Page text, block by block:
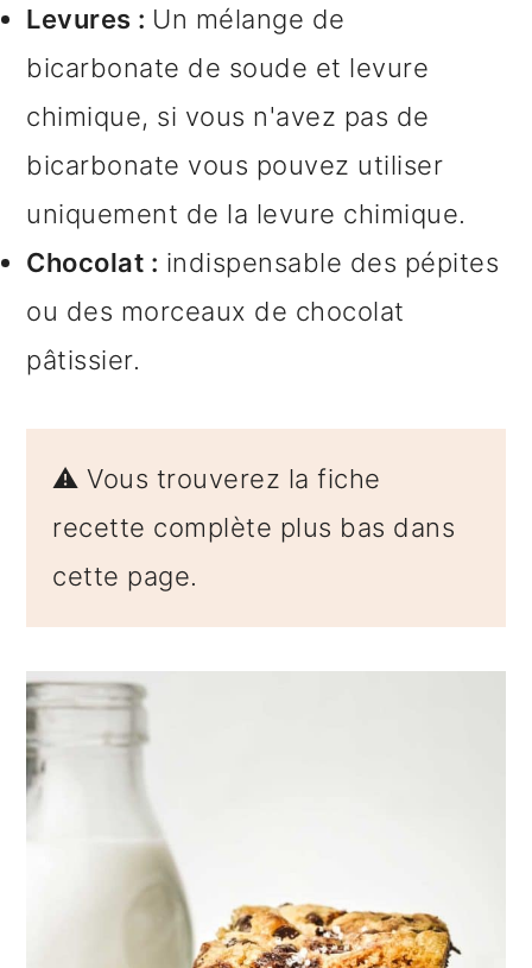
Levures : Un mélange de
bicarbonate de soude et levure
chimique, si vous n'avez pas de
bicarbonate vous pouvez utiliser
uniquement de la levure chimique.
Chocolat : indispensable des pépites
ou des morceaux de chocolat
pâtissier.
⚠️ Vous trouverez la fiche
recette complète plus bas dans
cette page.